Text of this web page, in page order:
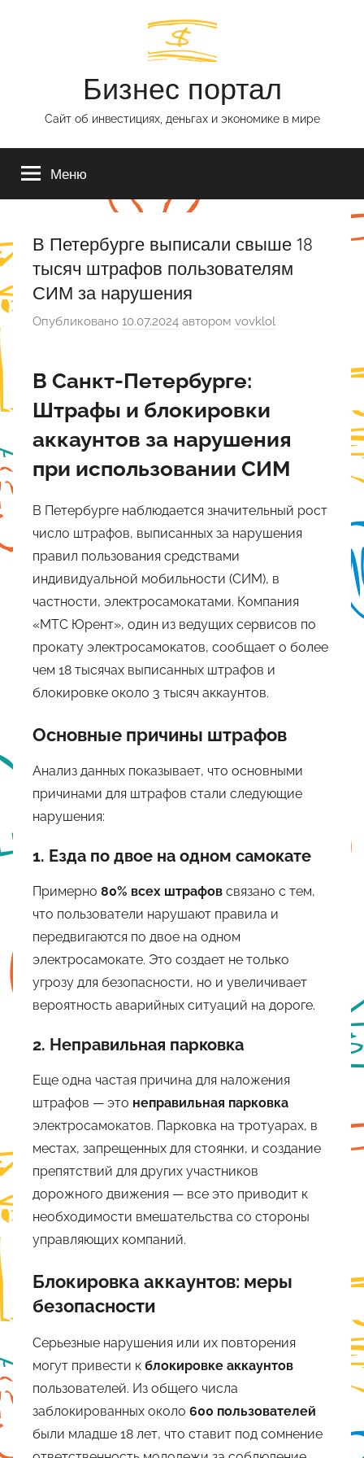
Бизнес портал
Сайт об инвестициях, деньгах и экономике в мире
Меню
В Петербурге выписали свыше 18
тысяч штрафов пользователям
СИМ за нарушения
Опубликовано 10.07.2024 автором vovklol
В Санкт-Петербурге:
Штрафы и блокировки
аккаунтов за нарушения
при использовании СИМ
В Петербурге наблюдается значительный рост
число штрафов, выписанных за нарушения
правил пользования средствами
индивидуальной мобильности (СИМ), в
частности, электросамокатами. Компания
«МТС Юрент», один из ведущих сервисов по
прокату электросамокатов, сообщает о более
чем 18 тысячах выписанных штрафов и
блокировке около 3 тысяч аккаунтов.
Основные причины штрафов
Анализ данных показывает, что основными
причинами для штрафов стали следующие
нарушения:
1. Езда по двое на одном самокате
Примерно 80% всех штрафов связано с тем,
что пользователи нарушают правила и
передвигаются по двое на одном
электросамокате. Это создает не только
угрозу для безопасности, но и увеличивает
вероятность аварийных ситуаций на дороге.
2. Неправильная парковка
Еще одна частая причина для наложения
штрафов — это неправильная парковка
электросамокатов. Парковка на тротуарах, в
местах, запрещенных для стоянки, и создание
препятствий для других участников
дорожного движения — все это приводит к
необходимости вмешательства со стороны
управляющих компаний.
Блокировка аккаунтов: меры
безопасности
Серьезные нарушения или их повторения
могут привести к блокировке аккаунтов
пользователей. Из общего числа
заблокированных около 600 пользователей
были младше 18 лет, что ставит под сомнение